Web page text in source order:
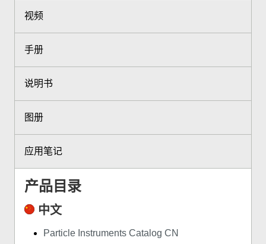
视频
手册
说明书
图册
应用笔记
产品目录
中文
Particle Instruments Catalog CN